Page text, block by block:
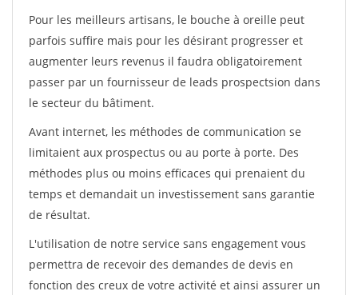
Pour les meilleurs artisans, le bouche à oreille peut
parfois suffire mais pour les désirant progresser et
augmenter leurs revenus il faudra obligatoirement
passer par un fournisseur de leads prospectsion dans
le secteur du bâtiment.
Avant internet, les méthodes de communication se
limitaient aux prospectus ou au porte à porte. Des
méthodes plus ou moins efficaces qui prenaient du
temps et demandait un investissement sans garantie
de résultat.
L'utilisation de notre service sans engagement vous
permettra de recevoir des demandes de devis en
fonction des creux de votre activité et ainsi assurer un